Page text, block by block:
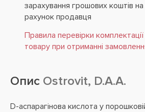
зарахування грошових коштів на
рахунок продавця
Правила перевірки
товару при отриманні
Опис Ostrovit, D.A.A.
D-аспарагінова кислота у